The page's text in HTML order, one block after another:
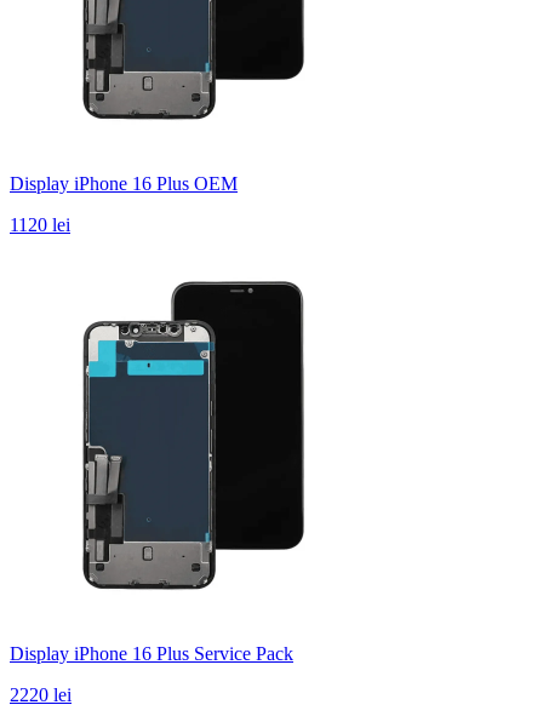
Display iPhone 16 Plus OEM
1120 lei
Display iPhone 16 Plus Service Pack
2220 lei